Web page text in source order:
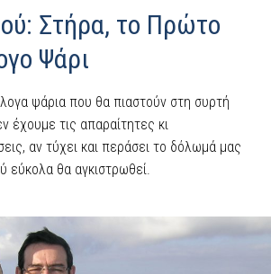
Στήρα, το Πρώτο
Ψάρι
ψάρια που θα πιαστούν στη συρτή
έχουμε τις απαραίτητες κι
αν τύχει και περάσει το δόλωμά μας
εύκολα θα αγκιστρωθεί.